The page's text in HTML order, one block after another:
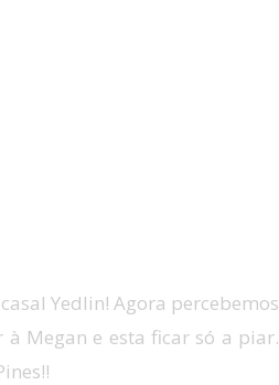
Yedlin! Agora percebemos
à Megan e esta ficar só a piar.